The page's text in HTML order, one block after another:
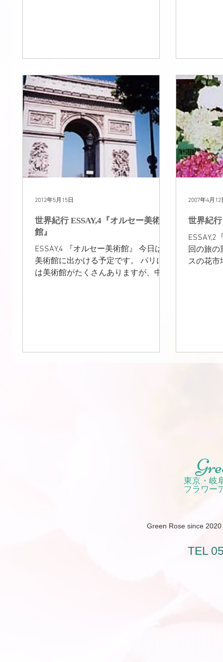
世界紀行 ESSAY,4『オルセー美術
館』
ESSAY,4 『オルセー美術館』 今日は、
美術館に出かける予定です。 パリに
は美術館がたくさんありますが、中で
2012年5月15日
世界紀
ESSAY,2
回の旅の
スの花市
2007年4月12
東京・岐
フラワー
Green Rose since
TEL